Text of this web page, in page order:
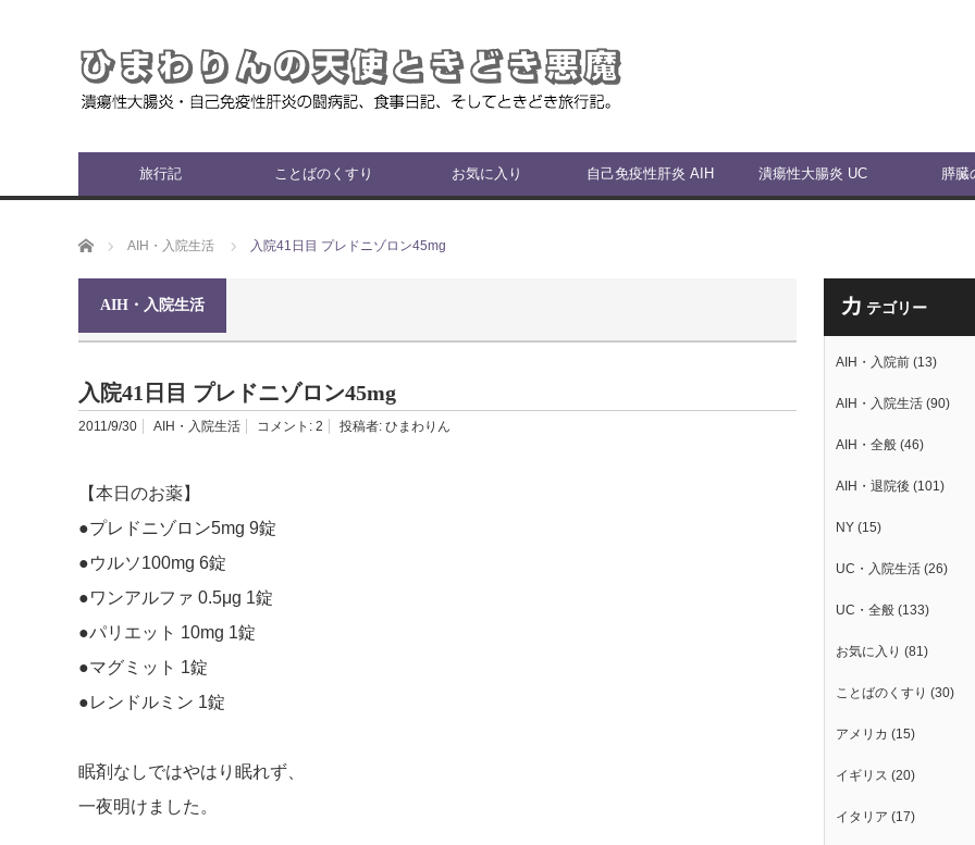
旅行記 ことばのくすり お気に入り 自己免疫性肝炎 AIH 潰瘍性大腸炎 UC 膵臓
ホーム AIH・入院生活 入院41日目 プレドニゾロン45mg
AIH・入院生活
入院41日目 プレドニゾロン45mg
2011/9/30 AIH・入院生活 コメント: 2 投稿者: ひまわりん
【本日のお薬】
●プレドニゾロン5mg 9錠
●ウルソ100mg 6錠
●ワンアルファ 0.5μg 1錠
●パリエット 10mg 1錠
●マグミット 1錠
●レンドルミン 1錠
眠剤なしではやはり眠れず、
一夜明けました。
カ テゴリー
AIH・入院前 (13)
AIH・入院生活 (90)
AIH・全般 (46)
AIH・退院後 (101)
NY (15)
UC・入院生活 (26)
UC・全般 (133)
お気に入り (81)
ことばのくすり (30)
アメリカ (15)
イギリス (20)
イタリア (17)